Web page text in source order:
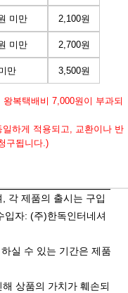
미만 2,100원
미만 2,700원
만 3,500원
복택배비 7,000원이 부과되
하게 적용되고, 교환이나 반
구됩니다.)
각 제품의 출시는 구입
입자: (주)한독인터네셔
실 수 있는 기간은 제품
상품의 가치가 훼손되